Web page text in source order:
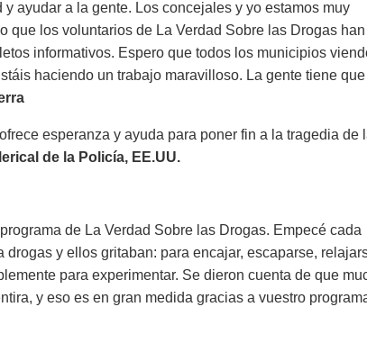
y ayudar a la gente. Los concejales y yo estamos muy
que los voluntarios de La Verdad Sobre las Drogas han
informativos. Espero que todos los municipios
haciendo un trabajo maravilloso. La gente tiene que
esperanza y ayuda para poner fin a la tragedia de
de la Policía, EE.UU.
de La Verdad Sobre las Drogas. Empecé cada
y ellos gritaban: para encajar, escaparse,
para experimentar. Se dieron cuenta de que
y eso es en gran medida gracias a vuestro